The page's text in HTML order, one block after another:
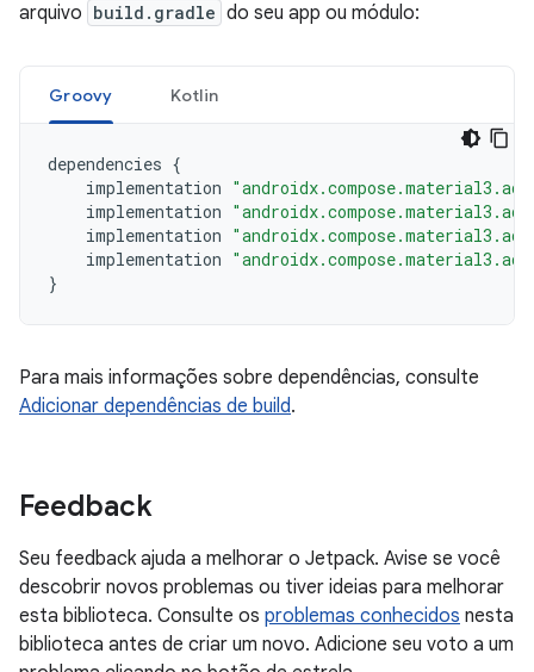
arquivo build.gradle do seu app ou módulo:
Groovy Kotlin
dependencies {
implementation
implementation
implementation
implementation
}
Para mais informações sobre dependências, consulte
Adicionar dependências de build.
Feedback
Seu feedback ajuda a melhorar o Jetpack. Avise se você
descobrir novos problemas ou tiver ideias para melhorar
esta biblioteca. Consulte os problemas conhecidos nesta
biblioteca antes de criar um novo. Adicione seu voto a um